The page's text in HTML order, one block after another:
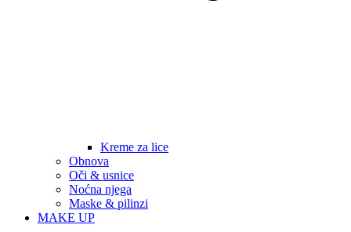
Kreme za lice
Obnova
Oči & usnice
Noćna njega
Maske & pilinzi
MAKE UP